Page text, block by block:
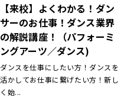
【来校】よくわかる！ダン
サーのお仕事！ダンス業界
の解説講座！（パフォーミ
ングアーツ／ダンス)
ダンスを仕事にしたい方！ダンスを
活かしてお仕事に繋げたい方！新し
く始...